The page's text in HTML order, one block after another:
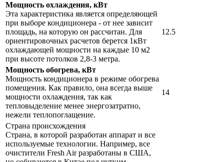
Мощность охлаждения, кВт
Эта характеристика является определяющей
при выборе кондиционера - от нее зависит
площадь, на которую он рассчитан. Для
ориентировочных расчетов берется 1кВт
охлаждающей мощности на каждые 10 м2
при высоте потолков 2,8-3 метра.
12.5
Мощность обогрева, кВт
Мощность кондиционера в режиме обогрева
помещения. Как правило, она всегда выше
мощности охлаждения, так как
тепловыделение менее энергозатратно,
нежели теплопоглащение.
14
Страна происхождения
Страна, в которой разработан аппарат и все
используемые технологии. Например, все
очистители Fresh Air разработаны в США,